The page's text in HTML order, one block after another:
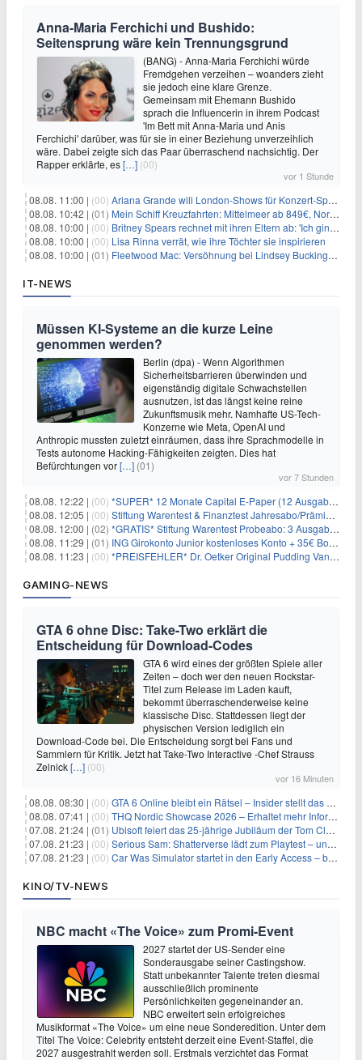
Anna-Maria Ferchichi und Bushido:
Seitensprung wäre kein Trennungsgrund
(BANG) - Anna-Maria Ferchichi würde
Fremdgehen verzeihen – woanders zieht
sie jedoch eine klare Grenze.
Gemeinsam mit Ehemann Bushido
sprach die Influencerin in ihrem Podcast
'Im Bett mit Anna-Maria und Anis
Ferchichi' darüber, was für sie in einer Beziehung unverzeihlich
wäre. Dabei zeigte sich das Paar überraschend nachsichtig. Der
Rapper erklärte, es[…] (00)
vor 1 Stunde
08.08. 11:00 | (00) Ariana Grande will London-Shows für Konzert-Special filmen
08.08. 10:42 | (01) Mein Schiff Kreuzfahrten: Mittelmeer ab 849€, Norwegen ab 999€ p.P.
08.08. 10:00 | (00) Britney Spears rechnet mit ihren Eltern ab: 'Ich ging zwei Monate lang auf die Knie und weinte'
08.08. 10:00 | (00) Lisa Rinna verrät, wie ihre Töchter sie inspirieren
08.08. 10:00 | (01) Fleetwood Mac: Versöhnung bei Lindsey Buckingham und Stevie Nicks
IT-NEWS
Müssen KI-Systeme an die kurze Leine
genommen werden?
Berlin (dpa) - Wenn Algorithmen
Sicherheitsbarrieren überwinden und
eigenständig digitale Schwachstellen
ausnutzen, ist das längst keine reine
Zukunftsmusik mehr. Namhafte US-Tech-
Konzerne wie Meta, OpenAI und
Anthropic mussten zuletzt einräumen, dass ihre Sprachmodelle in
Tests autonome Hacking-Fähigkeiten zeigten. Dies hat
Befürchtungen vor[…] (01)
vor 7 Stunden
08.08. 12:22 | (00) *SUPER* 12 Monate Capital E-Paper (12 Ausgaben) für NUR 7€ (statt 80,04€)
08.08. 12:05 | (00) Stiftung Warentest & Finanztest Jahresabo/Prämienabo für 35€ + Buchprämie
08.08. 12:00 | (02) *GRATIS* Stiftung Warentest Probeabo: 3 Ausgaben gratis im Wert von 25,20€
08.08. 11:29 | (01) ING Girokonto Junior kostenloses Konto + 35€ Bonus
08.08. 11:23 | (00) *PREISFEHLER* Dr. Oetker Original Pudding Vanille 22er-Pack für 2,97€
GAMING-NEWS
GTA 6 ohne Disc: Take-Two erklärt die
Entscheidung für Download-Codes
GTA 6 wird eines der größten Spiele aller
Zeiten – doch wer den neuen Rockstar-
Titel zum Release im Laden kauft,
bekommt überraschenderweise keine
klassische Disc. Stattdessen liegt der
physischen Version lediglich ein
Download-Code bei. Die Entscheidung sorgt bei Fans und
Sammlern für Kritik. Jetzt hat Take-Two Interactive -Chef Strauss
Zelnick[…] (00)
vor 16 Minuten
08.08. 08:30 | (00) GTA 6 Online bleibt ein Rätsel – Insider stellt das neue Gerücht klar
08.08. 07:41 | (00) THQ Nordic Showcase 2026 – Erhaltet mehr Informationen
07.08. 21:24 | (01) Ubisoft feiert das 25-jährige Jubiläum der Tom Clancy’s Ghost Recon-Reihe
07.08. 21:23 | (00) Serious Sam: Shatterverse lädt zum Playtest – und erscheint schon bald!
07.08. 21:23 | (00) Car Was Simulator startet in den Early Access – bald gehts los!
KINO/TV-NEWS
NBC macht «The Voice» zum Promi-Event
2027 startet der US-Sender eine
Sonderausgabe seiner Castingshow.
Statt unbekannter Talente treten diesmal
ausschließlich prominente
Persönlichkeiten gegeneinander an.
NBC erweitert sein erfolgreiches
Musikformat «The Voice» um eine neue Sonderedition. Unter dem
Titel The Voice: Celebrity entsteht derzeit eine Event-Staffel, die
2027 ausgestrahlt werden soll. Erstmals verzichtet das Format